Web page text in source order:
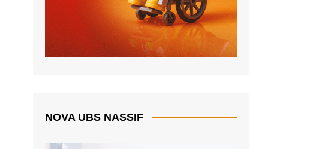
NOVA UBS NASSIF